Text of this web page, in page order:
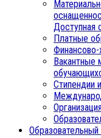
Доступная
Платные
Финансово-
Вакантные
Стипендии